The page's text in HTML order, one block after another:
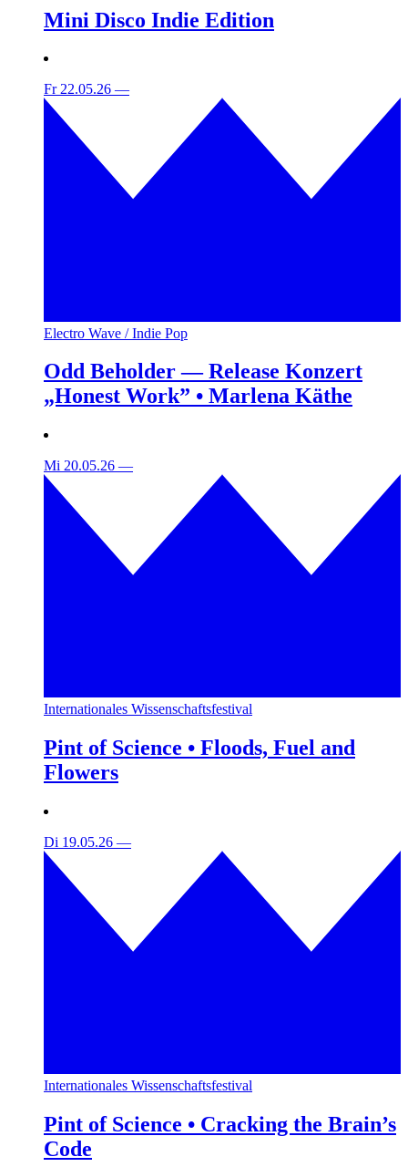
Mini Disco Indie Edition
Fr 22.05.26 —
Electro Wave / Indie Pop
Odd Beholder — Release Konzert
„Honest Work” • Marlena Käthe
Mi 20.05.26 —
Internationales Wissenschaftsfestival
Pint of Science • Floods, Fuel and
Flowers
Di 19.05.26 —
Internationales Wissenschaftsfestival
Pint of Science • Cracking the Brain’s
Code